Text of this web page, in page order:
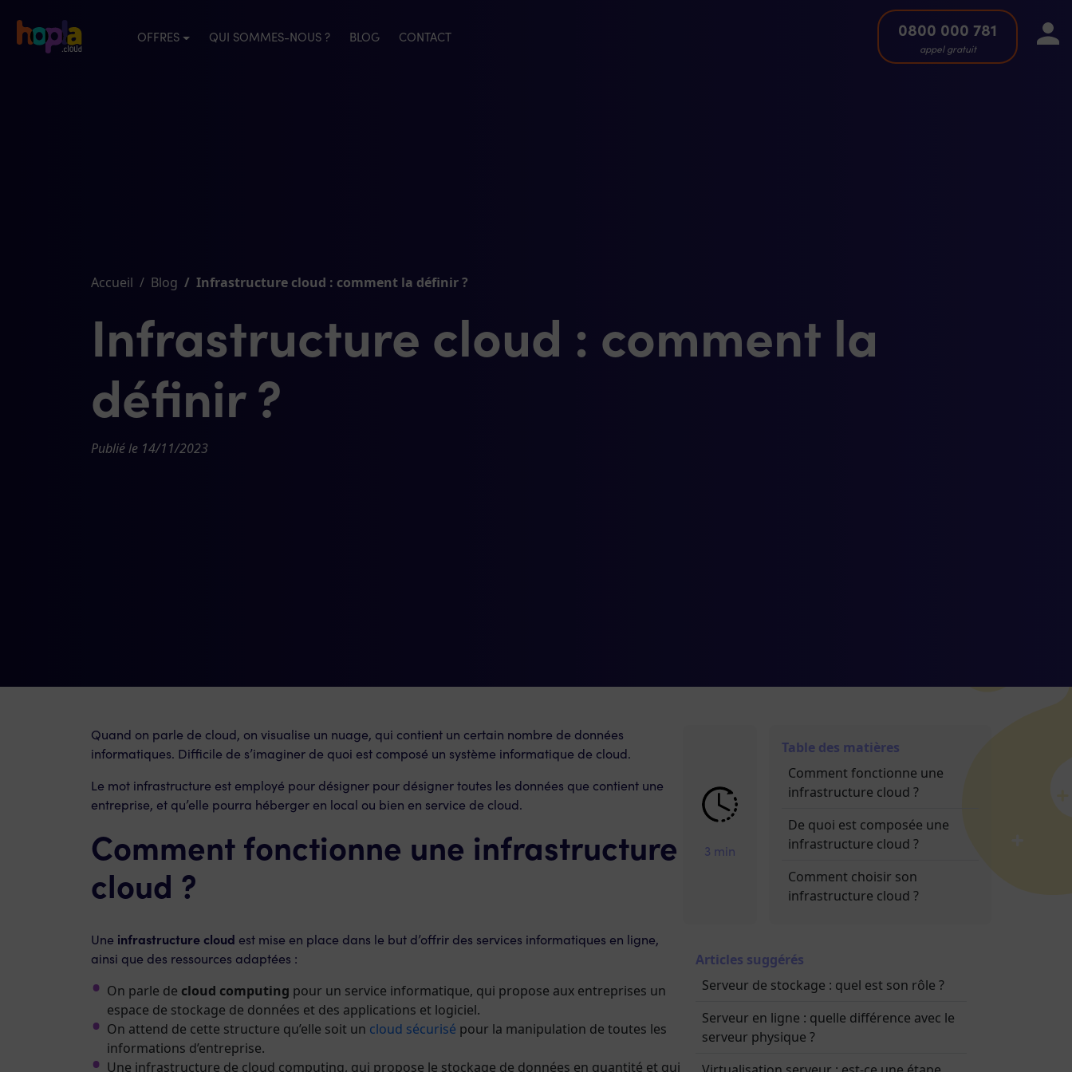
OFFRES QUI SOMMES-NOUS ? BLOG CONTACT 0800 000 781
appel gratuit
Accueil Blog Infrastructure cloud : comment la définir ?
Infrastructure cloud : comment la
définir ?
Publié le 14/11/2023
Quand on parle de cloud, on visualise un nuage, qui contient un certain nombre de données
informatiques. Difficile de s’imaginer de quoi est composé un système informatique de cloud.
Le mot infrastructure est employé pour désigner pour désigner toutes les données que contient une
entreprise, et qu’elle pourra héberger en local ou bien en service de cloud.
Comment fonctionne une infrastructure
cloud ?
Une infrastructure cloud est mise en place dans le but d’offrir des services informatiques en ligne,
ainsi que des ressources adaptées :
On parle de cloud computing pour un service informatique, qui propose aux entreprises un
espace de stockage de données et des applications et logiciel.
On attend de cette structure qu’elle soit un cloud sécurisé pour la manipulation de toutes les
informations d’entreprise.
Une infrastructure de cloud computing, qui propose le stockage de données en quantité et qui
3 min
Table des matières
Comment fonctionne une
infrastructure cloud ?
De quoi est composée une
infrastructure cloud ?
Comment choisir son
infrastructure cloud ?
Articles suggérés
Serveur de stockage : quel est son rôle ?
Serveur en ligne : quelle différence avec le
serveur physique ?